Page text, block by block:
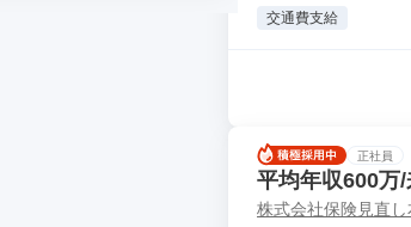
交通費支給
正社員
平均年収600万
株式会社保険見直